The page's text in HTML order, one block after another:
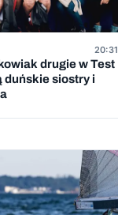
20:31
drugie w Test
duńskie siostry i